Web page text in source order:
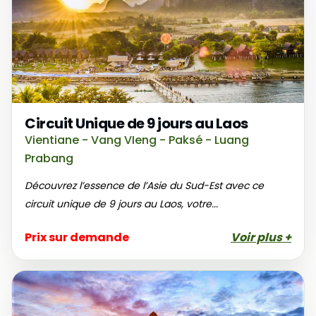
calme que l’âme du pays se révèle.
Circuit Unique de 9 jours au Laos
Vientiane - Vang VIeng - Paksé - Luang
Prabang
Découvrez l’essence de l’Asie du Sud-Est avec ce
circuit unique de 9 jours au Laos, votre...
Prix sur demande Voir plus +